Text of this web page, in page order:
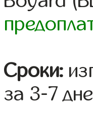
Сроки:
за 3-7